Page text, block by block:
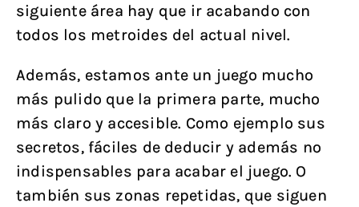
siguiente área hay que ir acabando con
todos los metroides del actual nivel.
Además, estamos ante un juego mucho
más pulido que la primera parte, mucho
más claro y accesible. Como ejemplo sus
secretos, fáciles de deducir y además no
indispensables para acabar el juego. O
también sus zonas repetidas, que siguen